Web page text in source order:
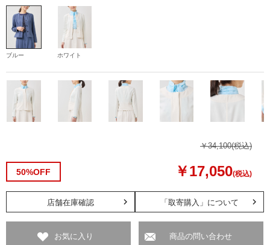
ブルー ホワイト
￥34,100(税込)
50%OFF ￥17,050(税込)
「取寄購入」について
店舗在庫確認
お気に入り 商品の問い合わせ